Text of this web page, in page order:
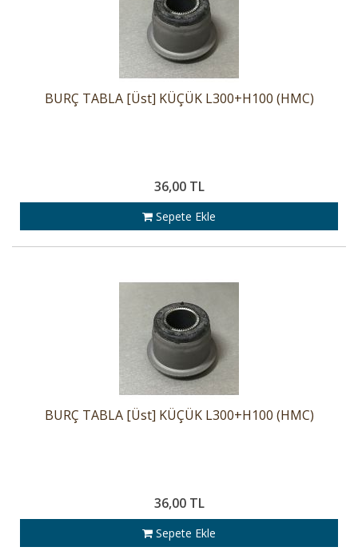
BURÇ TABLA [Üst] KÜÇÜK L300+H100 (HMC)
36,00 TL
Sepete Ekle
BURÇ TABLA [Üst] KÜÇÜK L300+H100 (HMC)
36,00 TL
Sepete Ekle